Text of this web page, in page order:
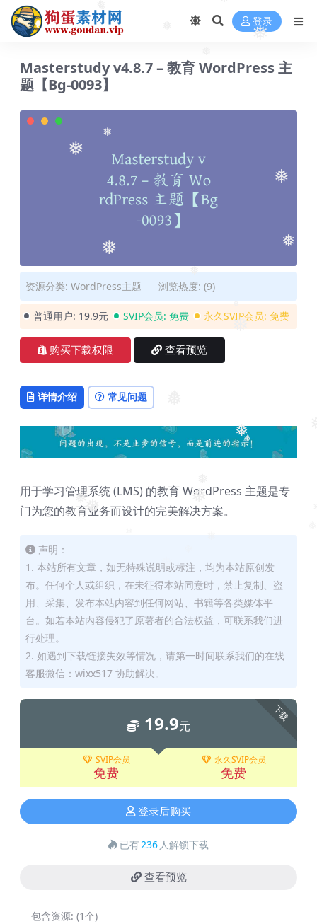
❅
❅ ❅
❅
❅
❅
❅
❅
❅
❅
❅
❅
❅
❅
❅
❅ 登录
Masterstudy v4.8.7 – 教育 WordPress 主
题【Bg-0093】
资源分类: WordPress主题 浏览热度: (9)
普通用户: 19.9元 SVIP会员: 免费 永久SVIP会员: 免费
购买下载权限 查看预览
详情介绍 常见问题
用于学习管理系统 (LMS) 的教育 WordPress 主题是专
门为您的教育业务而设计的完美解决方案。
声明：
1. 本站所有文章，如无特殊说明或标注，均为本站原创发
布。任何个人或组织，在未征得本站同意时，禁止复制、盗
用、采集、发布本站内容到任何网站、书籍等各类媒体平
台。如若本站内容侵犯了原著者的合法权益，可联系我们进
行处理。
2. 如遇到下载链接失效等情况，请第一时间联系我们的在线
客服微信：wixx517 协助解决。
下载
19.9元
SVIP会员
免费
永久SVIP会员
免费
登录后购买
已有236 人解锁下载
查看预览
包含资源: (1个)